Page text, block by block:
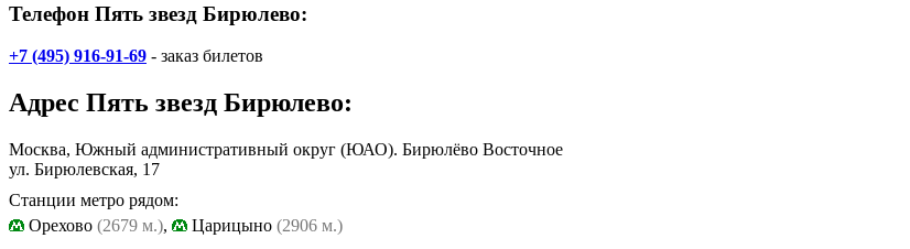
Телефон Пять звезд Бирюлево:
+7 (495) 916-91-69 - заказ билетов
Адрес Пять звезд Бирюлево:
Москва, Южный административный округ (ЮАО). Бирюлёво Восточное
ул. Бирюлевская, 17
Станции метро рядом:
Орехово (2679 м.), Царицыно (2906 м.)